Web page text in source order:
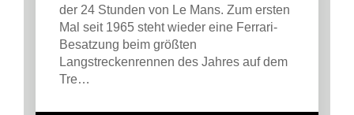
der 24 Stunden von Le Mans. Zum ersten
Mal seit 1965 steht wieder eine Ferrari-
Besatzung beim größten
Langstreckenrennen des Jahres auf dem
Tre…